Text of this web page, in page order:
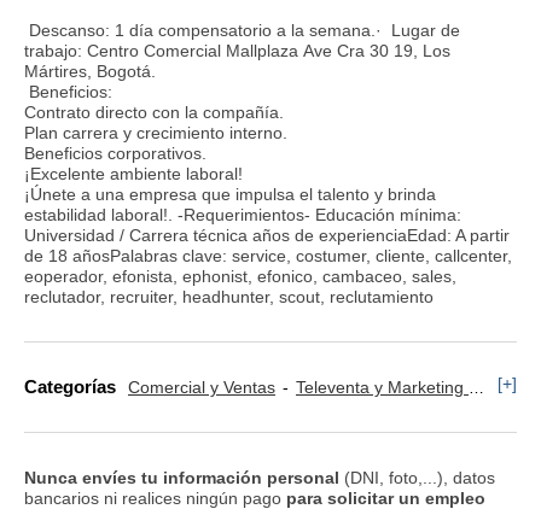
Descanso: 1 día compensatorio a la semana.· Lugar de
trabajo: Centro Comercial Mallplaza Ave Cra 30 19, Los
Mártires, Bogotá.
Beneficios:
Contrato directo con la compañía.
Plan carrera y crecimiento interno.
Beneficios corporativos.
¡Excelente ambiente laboral!
¡Únete a una empresa que impulsa el talento y brinda
estabilidad laboral!. -Requerimientos- Educación mínima:
Universidad / Carrera técnica años de experienciaEdad: A partir
de 18 añosPalabras clave: service, costumer, cliente, callcenter,
eoperador, efonista, ephonist, efonico, cambaceo, sales,
reclutador, recruiter, headhunter, scout, reclutamiento
Categorías Comercial y Ventas Televenta y Marketing Telefónico [+]
Nunca envíes tu información personal (DNI, foto,...), datos
bancarios ni realices ningún pago para solicitar un empleo